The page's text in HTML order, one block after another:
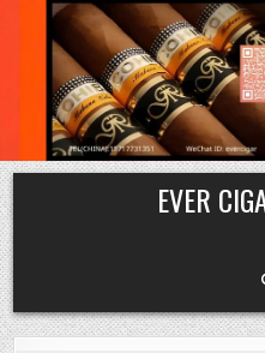
Skip
to
content
EVER